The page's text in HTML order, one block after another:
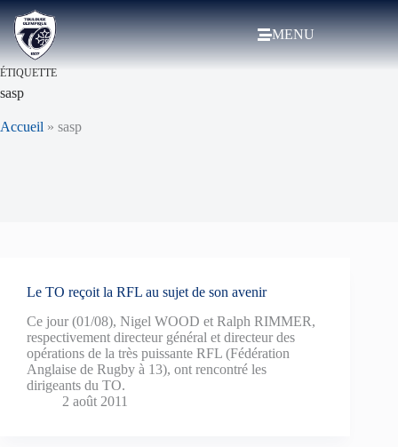
MENU
ÉTIQUETTE
sasp
Accueil » sasp
Le TO reçoit la RFL au sujet de son avenir
Ce jour (01/08), Nigel WOOD et Ralph RIMMER,
respectivement directeur général et directeur des
opérations de la très puissante RFL (Fédération
Anglaise de Rugby à 13), ont rencontré les
dirigeants du TO.
2 août 2011